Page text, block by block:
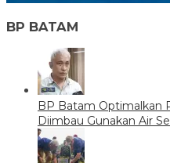
BP BATAM
BP Batam Optimalkan
Diimbau Gunakan Air